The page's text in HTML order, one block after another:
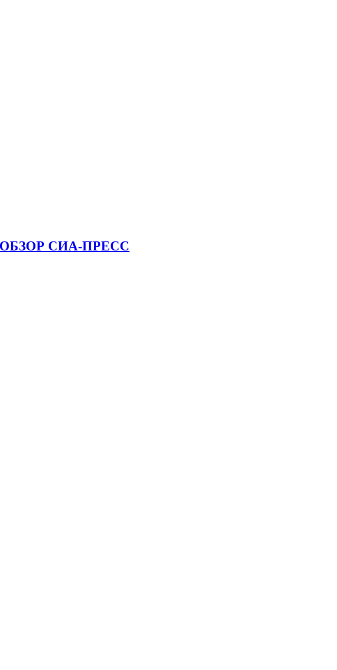
// ОБЗОР СИА-ПРЕСС